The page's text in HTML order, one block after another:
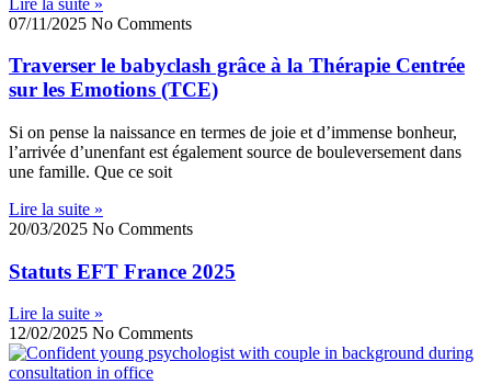
07/11/2025 No Comments
Traverser le babyclash grâce à la Thérapie Centrée
sur les Emotions (TCE)
Si on pense la naissance en termes de joie et d’immense bonheur,
l’arrivée d’unenfant est également source de bouleversement dans
une famille. Que ce soit
Lire la suite »
20/03/2025 No Comments
Statuts EFT France 2025
Lire la suite »
12/02/2025 No Comments